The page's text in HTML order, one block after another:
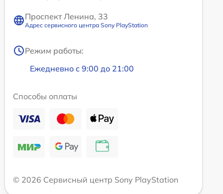
Проспект Ленина, 33
Адрес сервисного центра Sony PlayStation
Режим работы:
Ежедневно с 9:00 до 21:00
Способы оплаты
© 2026 Сервисный центр Sony PlayStation